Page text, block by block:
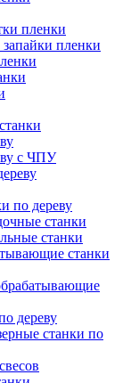
пленки
пленки
с ЧПУ
по дереву
станки
станки
станки
дереву
станки по